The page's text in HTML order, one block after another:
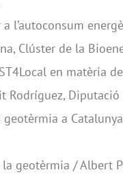
l’autoconsum
Clúster de la
en matèria
Rodríguez, Diputació
a
geotèrmia / Albert